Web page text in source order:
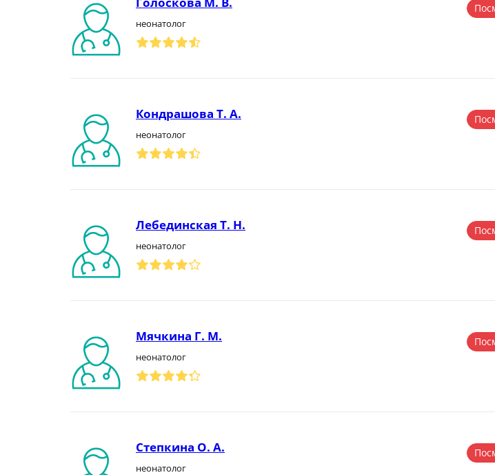
неонатолог
Кондрашова Т. А.
неонатолог
Лебединская Т. Н.
неонатолог
Мячкина Г. М.
неонатолог
Степкина О. А.
неонатолог